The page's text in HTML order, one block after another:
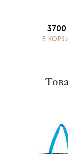
3700
В